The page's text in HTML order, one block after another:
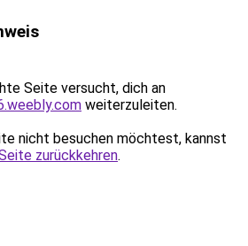
Seite versucht, dich an
weiterzuleiten.
nicht besuchen möchtest, kannst
zurückkehren.